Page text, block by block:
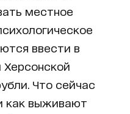
местное
ввести в
Херсонской
Что сейчас
как выживают